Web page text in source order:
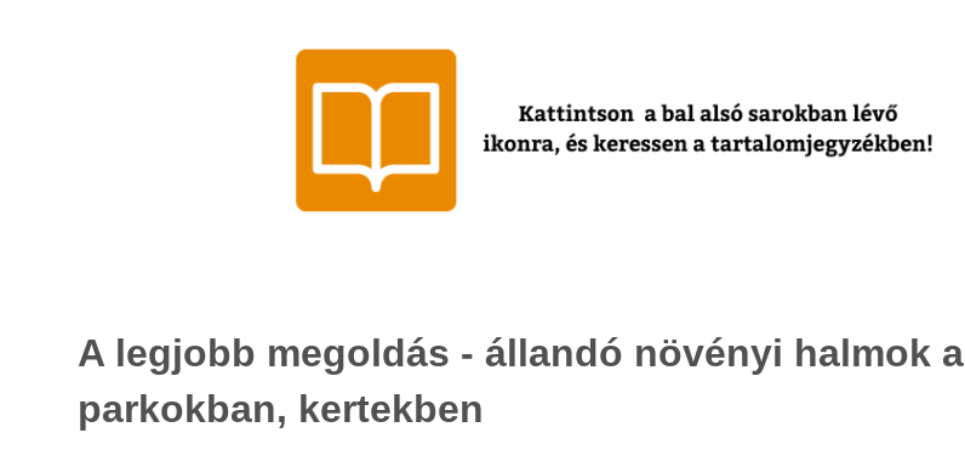
A legjobb megoldás - állandó növényi halmok a
parkokban, kertekben